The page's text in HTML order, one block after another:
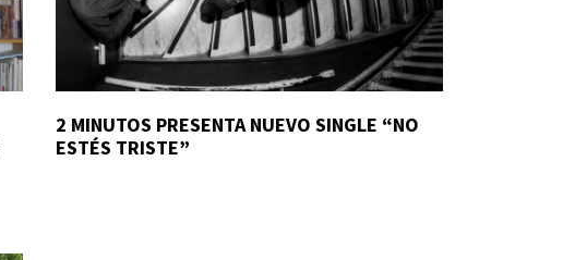
2 MINUTOS PRESENTA NUEVO SINGLE “NO
ESTÉS TRISTE”